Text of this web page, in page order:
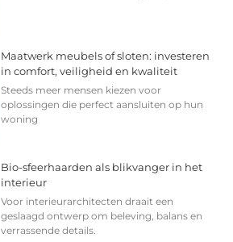
Maatwerk meubels of sloten: investeren
in comfort, veiligheid en kwaliteit
Steeds meer mensen kiezen voor
oplossingen die perfect aansluiten op hun
woning
Bio-sfeerhaarden als blikvanger in het
interieur
Voor interieurarchitecten draait een
geslaagd ontwerp om beleving, balans en
verrassende details.